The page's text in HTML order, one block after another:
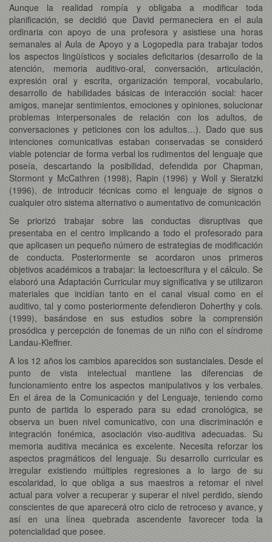
Aunque la realidad rompía y obligaba a modificar toda
planificación, se decidió que David permaneciera en el aula
ordinaria con apoyo de una profesora y asistiese una horas
semanales al Aula de Apoyo y a Logopedia para trabajar todos
los aspectos lingüísticos y sociales deficitarios (desarrollo de la
atención, memoria auditivo-oral, conversación, articulación,
expresión oral y escrita, organización temporal, vocabulario,
desarrollo de habilidades básicas de interacción social: hacer
amigos, manejar sentimientos, emociones y opiniones, solucionar
problemas interpersonales de relación con los adultos, de
conversaciones y peticiones con los adultos…). Dado que sus
intenciones comunicativas estaban conservadas se consideró
viable potenciar de forma verbal los rudimentos del lenguaje que
poseía, descartando la posibilidad, defendida por Chapman,
Stormont y McCathren (1998), Rapin (1996) y Woll y Sieratzki
(1996), de introducir técnicas como el lenguaje de signos o
cualquier otro sistema alternativo o aumentativo de comunicación
Se priorizó trabajar sobre las conductas disruptivas que
presentaba en el centro implicando a todo el profesorado para
que aplicasen un pequeño número de estrategias de modificación
de conducta. Posteriormente se acordaron unos primeros
objetivos académicos a trabajar: la lectoescritura y el cálculo. Se
elaboró una Adaptación Curricular muy significativa y se utilizaron
materiales que incidían tanto en el canal visual como en el
auditivo, tal y como posteriormente defendieron Doherthy y cols.
(1999), basándose en sus estudios sobre la comprensión
prosódica y percepción de fonemas de un niño con el síndrome
Landau-Kleffner.
A los 12 años los cambios aparecidos son sustanciales. Desde el
punto de vista intelectual mantiene las diferencias de
funcionamiento entre los aspectos manipulativos y los verbales.
En el área de la Comunicación y del Lenguaje, teniendo como
punto de partida lo esperado para su edad cronológica, se
observa un buen nivel comunicativo, con una discriminación e
integración fonémica, asociación viso-auditiva adecuadas. Su
memoria auditiva mecánica es excelente. Necesita reforzar los
aspectos pragmáticos del lenguaje. Su desarrollo curricular es
irregular existiendo múltiples regresiones a lo largo de su
escolaridad, lo que obliga a sus maestros a retomar el nivel
actual para volver a recuperar y superar el nivel perdido, siendo
conscientes de que aparecerá otro ciclo de retroceso y avance, y
así en una línea quebrada ascendente favorecer toda la
potencialidad que posee.